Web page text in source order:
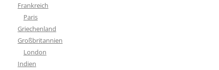
Frankreich
Paris
Griechenland
Großbritannien
London
Indien